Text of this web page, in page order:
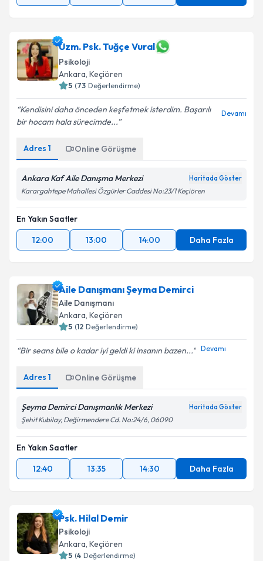
Uzm. Psk. Tuğçe Vural
Psikoloji
Ankara, Keçiören
5 (73 Değerlendirme)
Kendisini daha önceden keşfetmek isterdim. Başarılı
bir hocam hala sürecimde...
Devamı
Adres 1 Online Görüşme
Ankara Kaf Aile Danışma Merkezi Haritada Göster
Karargahtepe Mahallesi Özgürler Caddesi No:23/1 Keçiören
En Yakın Saatler
12:00
13:00 14:00 Daha Fazla
Aile Danışmanı Şeyma Demirci
Aile Danışmanı
Ankara, Keçiören
5 (12 Değerlendirme)
Bir seans bile o kadar iyi geldi ki insanın bazen... Devamı
Adres 1 Online Görüşme
Şeyma Demirci Danışmanlık Merkezi Haritada Göster
Şehit Kubilay, Değirmendere Cd. No:24/6, 06090
En Yakın Saatler
12:40
13:35 14:30 Daha Fazla
Psk. Hilal Demir
Psikoloji
Ankara, Keçiören
5 (4 Değerlendirme)